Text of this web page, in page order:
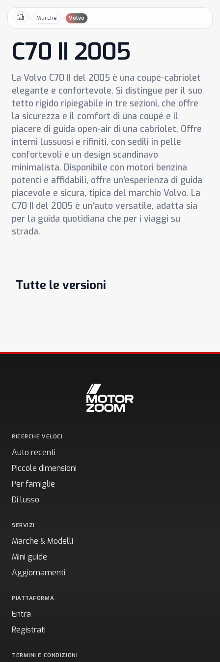
HomeMarche Volvo
C70 II 2005
La Volvo C70 II del 2005 è una coupé-cabriolet
elegante e confortevole. Si distingue per il suo
tetto rigido ripiegabile in tre sezioni, che offre
la sicurezza e il comfort di una coupé e il
piacere di guida open-air di una cabriolet. Offre
interni lussuosi e rifiniti, con sedili in pelle
confortevoli e un design scandinavo
minimalista. Disponibile con motori benzina
potenti e affidabili, offre un'esperienza di guida
piacevole e sicura, tipica del marchio Volvo. La
C70 II del 2005 è un'auto versatile, adatta sia
per la guida quotidiana che per i viaggi su
strada.
Tutte le versioni
RICERCHE VELOCI
Auto recenti
Piccole dimensioni
Per famiglie
Di lusso
SERVIZI
Marche & Modelli
Mini guide
Aggiornamenti
PIATTAFORMA
Entra
Registrati
TERMINI E CONDIZIONI